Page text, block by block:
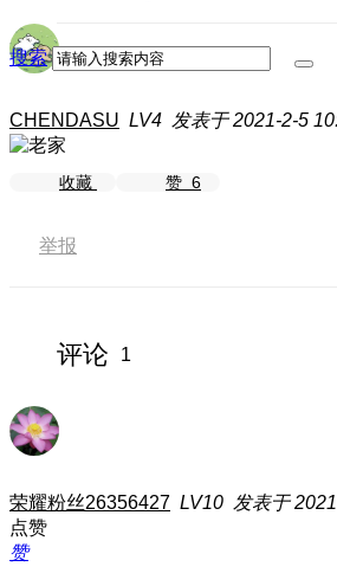
搜索
CHENDASU LV4 发表于 2021-2-5
收藏 赞 6
举报
评论 1
荣耀粉丝26356427 LV10 发表于
点赞
赞